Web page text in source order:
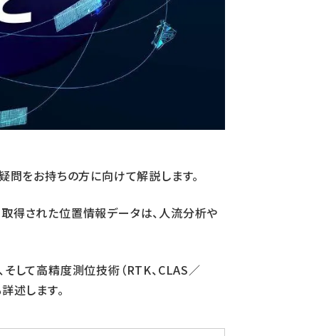
問をお持ちの方に向けて解説します。
得された位置情報データは、人流分析や
して高精度測位技術（RTK、CLAS／
述します。